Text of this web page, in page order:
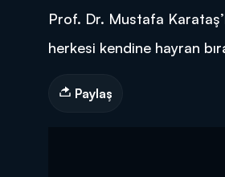
Prof. Dr. Mustafa
herkesi kendine hayran
Paylaş